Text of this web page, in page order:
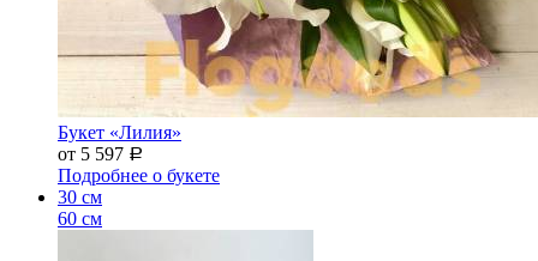
Букет «Лилия»
от 5 597 Р
Подробнее о букете
30 см
60 см